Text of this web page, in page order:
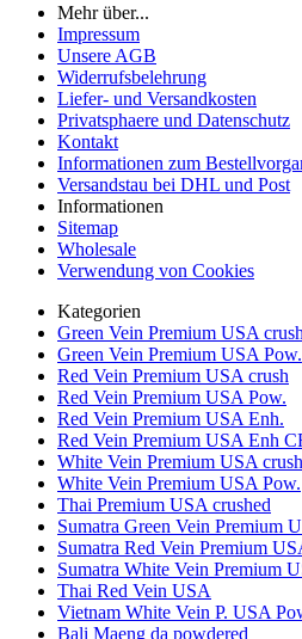
Mehr über...
Impressum
Unsere AGB
Widerrufsbelehrung
Liefer- und Versandkosten
Privatsphaere und Datenschutz
Kontakt
Informationen zum
Versandstau bei DHL und Post
Informationen
Sitemap
Wholesale
Verwendung von Cookies
Kategorien
Green Vein Premium USA crush
Green Vein Premium USA Pow.
Red Vein Premium USA crush
Red Vein Premium USA Pow.
Red Vein Premium USA Enh.
Red Vein Premium USA Enh
White Vein Premium USA
White Vein Premium USA Pow.
Thai Premium USA crushed
Sumatra Green Vein Premium
Sumatra Red Vein Premium
Sumatra White Vein Premium
Thai Red Vein USA
Vietnam White Vein P. USA
Bali Maeng da powdered